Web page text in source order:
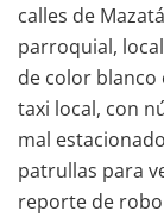
calles de
parroquial,
de color blanco
taxi local, con
mal
patrullas para
reporte de